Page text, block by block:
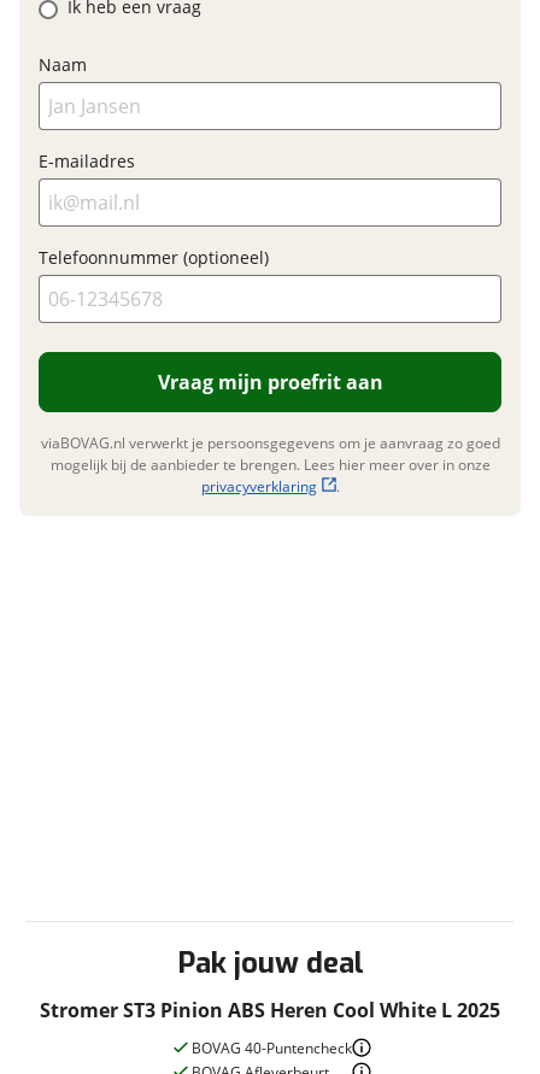
Bijtellingspercentage
Garanties
BOVAG Garantie
toepassing
Fabrieksgarantie
Pak jouw deal
Stromer ST3 Pinion ABS Heren Cool White L 2025
BOVAG 40-Puntencheck
Ik heb een vraag
Naam
E-mailadres
Telefoonnummer (optioneel)
Vraag mijn proefrit aan
viaBOVAG.nl verwerkt je persoonsgegevens om je aanvraag zo goed
mogelijk bij de aanbieder te brengen. Lees hier meer over in onze
privacyverklaring
.